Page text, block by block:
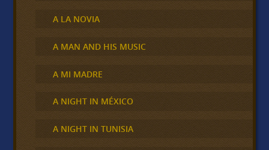
A LA NOVIA
A MAN AND HIS MUSIC
A MI MADRE
A NIGHT IN MÉXICO
A NIGHT IN TUNISIA